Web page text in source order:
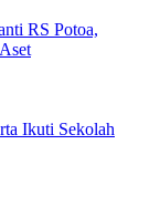
RS Potoa,
Ikuti Sekolah